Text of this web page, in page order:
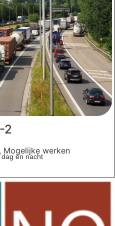
2
, Mogelijke werken
en nacht